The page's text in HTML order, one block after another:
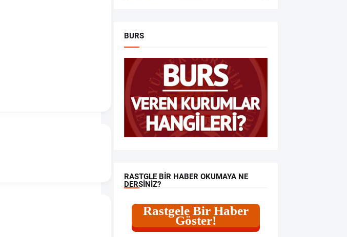
BURS
RASTGLE BIR HABER OKUMAYA NE
DERSINIZ?
Rastgele Bir Haber
Göster!